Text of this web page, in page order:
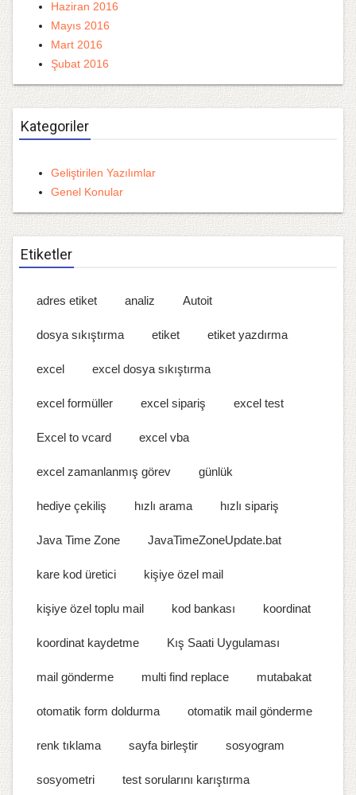
Haziran 2016
Mayıs 2016
Mart 2016
Şubat 2016
Kategoriler
Geliştirilen Yazılımlar
Genel Konular
Etiketler
adres etiket analiz Autoit
dosya sıkıştırma etiket etiket yazdırma
excel excel dosya sıkıştırma
excel formüller excel sipariş excel test
Excel to vcard excel vba
excel zamanlanmış görev günlük
hediye çekiliş hızlı arama hızlı sipariş
Java Time Zone JavaTimeZoneUpdate.bat
kare kod üretici kişiye özel mail
kişiye özel toplu mail kod bankası koordinat
koordinat kaydetme Kış Saati Uygulaması
mail gönderme multi find replace mutabakat
otomatik form doldurma otomatik mail gönderme
renk tıklama sayfa birleştir sosyogram
sosyometri test sorularını karıştırma